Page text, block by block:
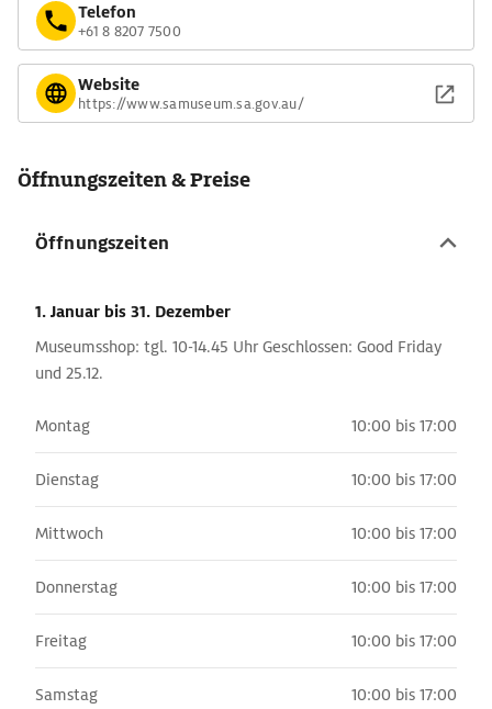
Telefon
+61 8 8207 7500
Website
https://www.samuseum.sa.gov.au/
Öffnungszeiten & Preise
Öffnungszeiten
1. Januar bis 31. Dezember
Museumsshop: tgl. 10-14.45 Uhr Geschlossen: Good Friday
und 25.12.
Montag 10:00 bis 17:00
Dienstag 10:00 bis 17:00
Mittwoch 10:00 bis 17:00
Donnerstag 10:00 bis 17:00
Freitag 10:00 bis 17:00
Samstag 10:00 bis 17:00